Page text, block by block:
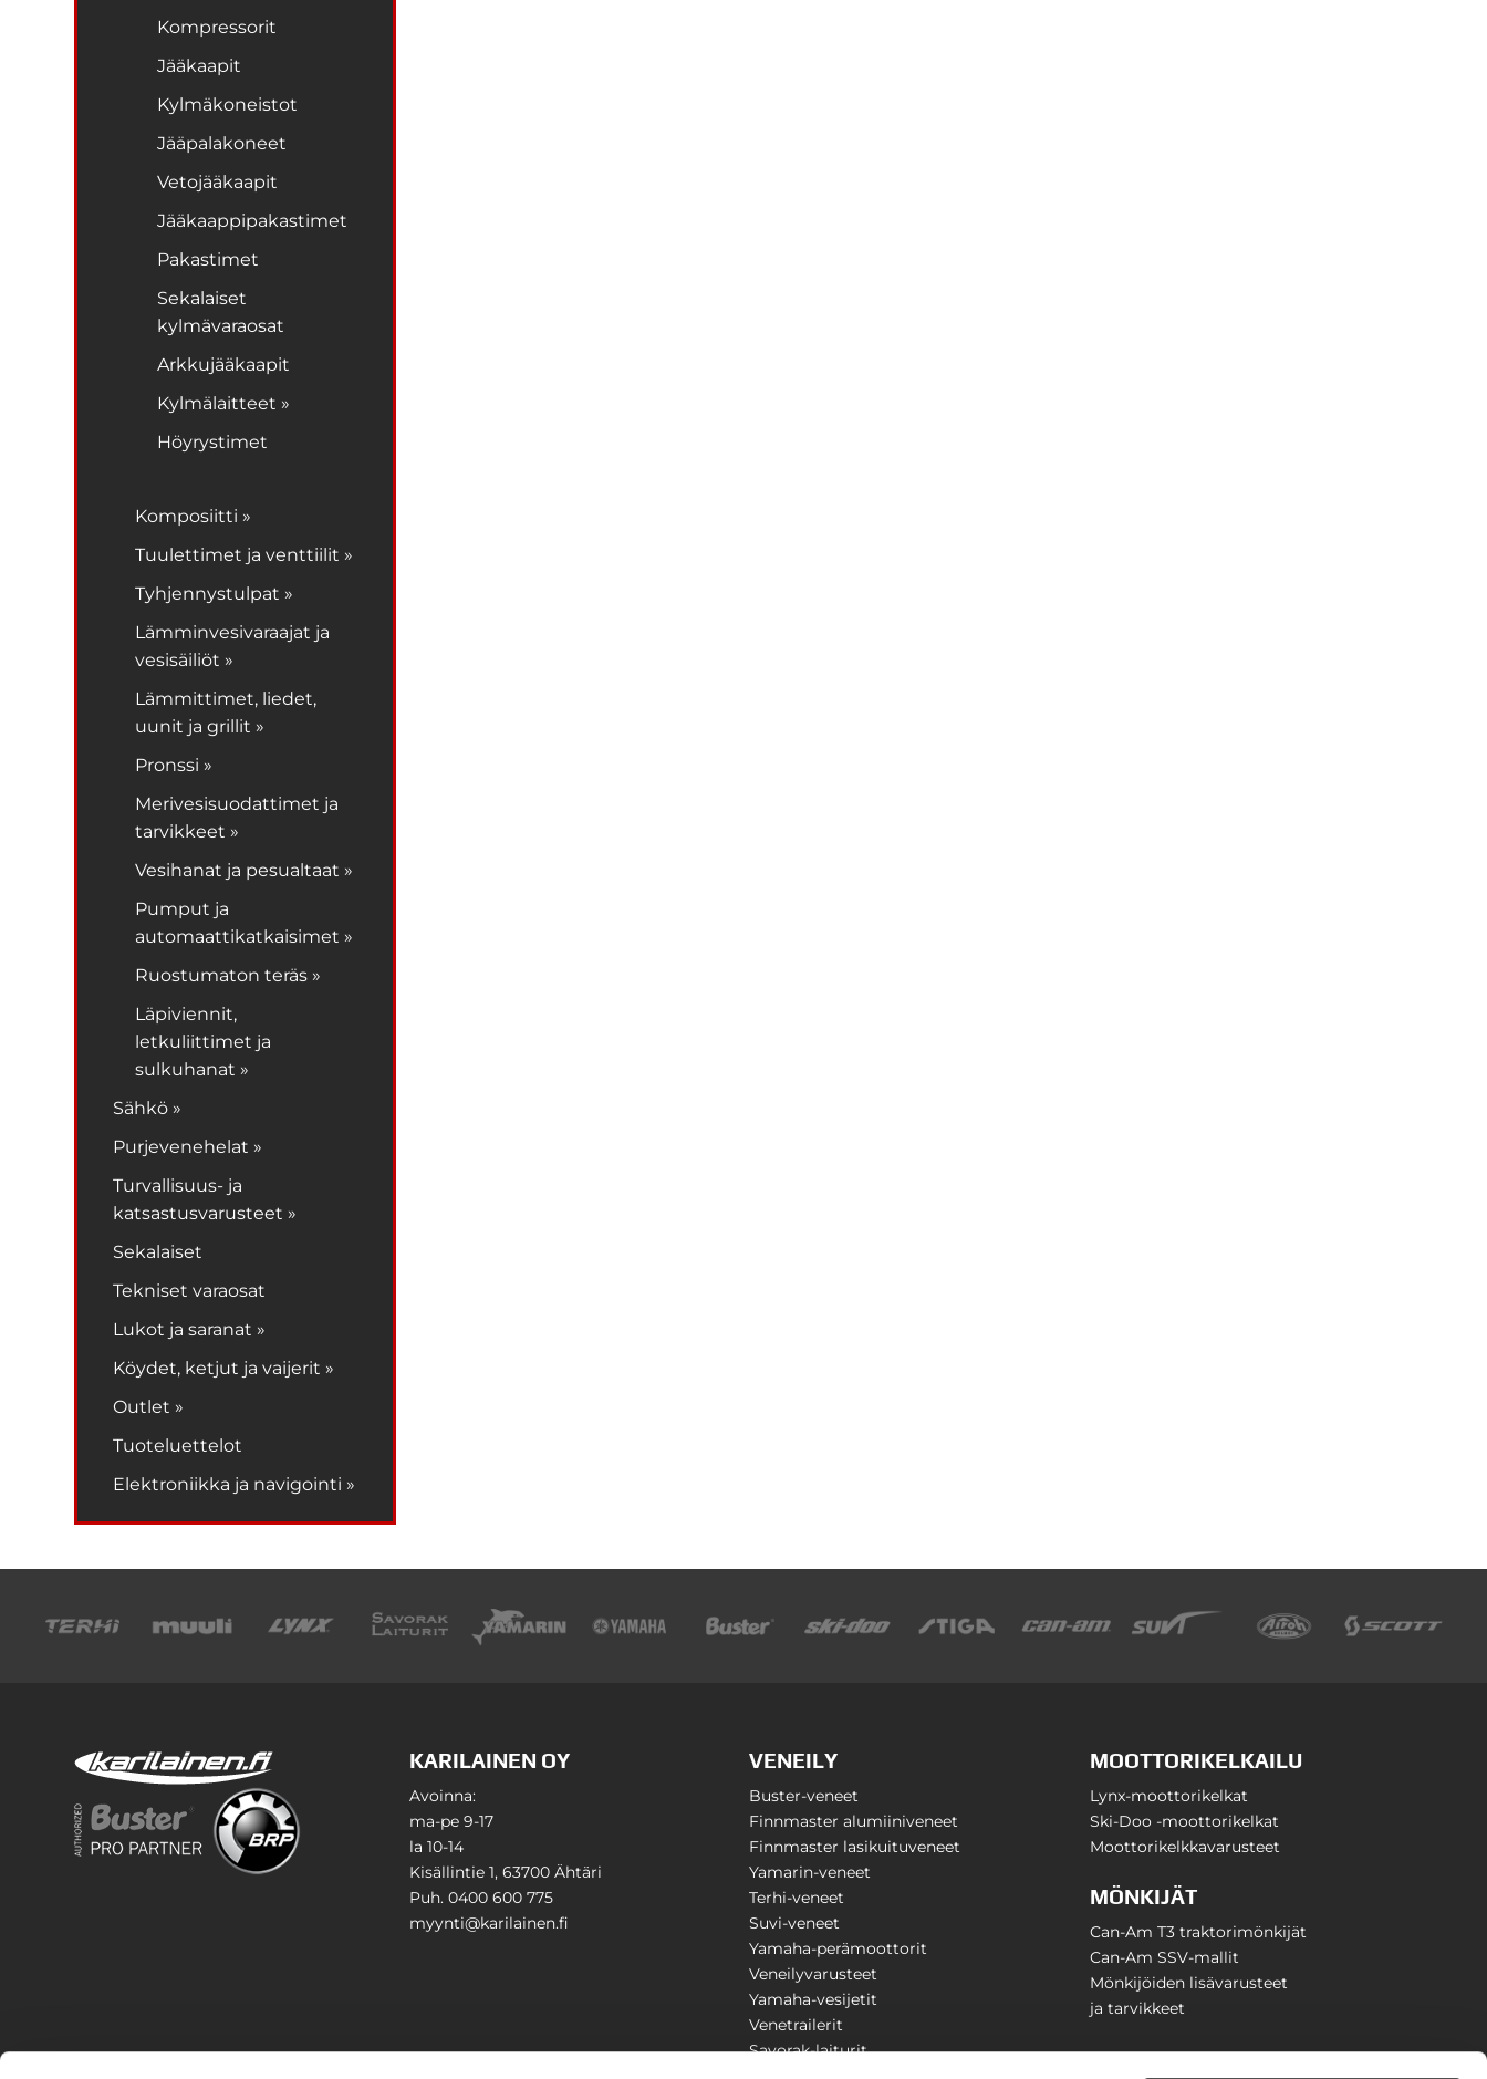
Kompressorit
Jääkaapit
Kylmäkoneistot
Jääpalakoneet
Vetojääkaapit
Jääkaappipakastimet
Pakastimet
Sekalaiset
kylmävaraosat
Arkkujääkaapit
Kylmälaitteet »
Höyrystimet
Komposiitti »
Tuulettimet ja venttiilit »
Tyhjennystulpat »
Lämminvesivaraajat ja
vesisäiliöt »
Lämmittimet, liedet,
uunit ja grillit »
Pronssi »
Merivesisuodattimet ja
tarvikkeet »
Vesihanat ja pesualtaat »
Pumput ja
automaattikatkaisimet »
Ruostumaton teräs »
Läpiviennit,
letkuliittimet ja
sulkuhanat »
Sähkö »
Purjevenehelat »
Turvallisuus- ja
katsastusvarusteet »
Sekalaiset
Tekniset varaosat
Lukot ja saranat »
Köydet, ketjut ja vaijerit »
Outlet »
Tuoteluettelot
Elektroniikka ja navigointi »
KARILAINEN OY
Avoinna:
ma-pe 9-17
la 10-14
Kisällintie 1, 63700 Ähtäri
Puh. 0400 600 775
myynti@karilainen.fi
VENEILY
Buster-veneet
Finnmaster alumiiniveneet
Finnmaster lasikuituveneet
Yamarin-veneet
Terhi-veneet
Suvi-veneet
Yamaha-perämoottorit
Veneilyvarusteet
Yamaha-vesijetit
Venetrailerit
Savorak-laiturit
MOOTTORIKELKAILU
Lynx-moottorikelkat
Ski-Doo -moottorikelkat
Moottorikelkkavarusteet
MÖNKIJÄT
Can-Am T3 traktorimönkijät
Can-Am SSV-mallit
Mönkijöiden lisävarusteet
ja tarvikkeet